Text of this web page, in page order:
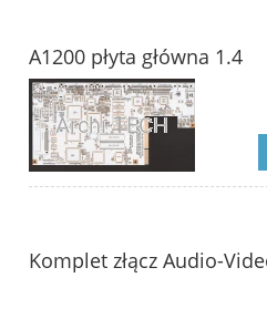
A1200 płyta główna 1.4
Komplet złącz Audio-